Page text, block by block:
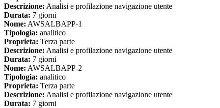
Descrizione: Analisi e profilazione navigazione utente
Durata: 7 giorni
Nome: AWSALBAPP-1
Tipologia: analitico
Proprieta: Terza parte
Descrizione: Analisi e profilazione navigazione utente
Durata: 7 giorni
Nome: AWSALBAPP-2
Tipologia: analitico
Proprieta: Terza parte
Descrizione: Analisi e profilazione navigazione utente
Durata: 7 giorni